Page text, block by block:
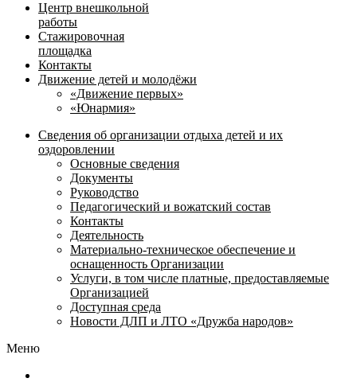
Центр внешкольной
работы
Стажировочная
площадка
Контакты
Движение детей и молодёжи
«Движение первых»
«Юнармия»
Сведения об организации отдыха детей и их
оздоровлении
Основные сведения
Документы
Руководство
Педагогический и вожатский состав
Контакты
Деятельность
Материально-техническое обеспечение и
оснащенность Организации
Услуги, в том числе платные, предоставляемые
Организацией
Доступная среда
Новости ДЛП и ЛТО «Дружба народов»
Меню